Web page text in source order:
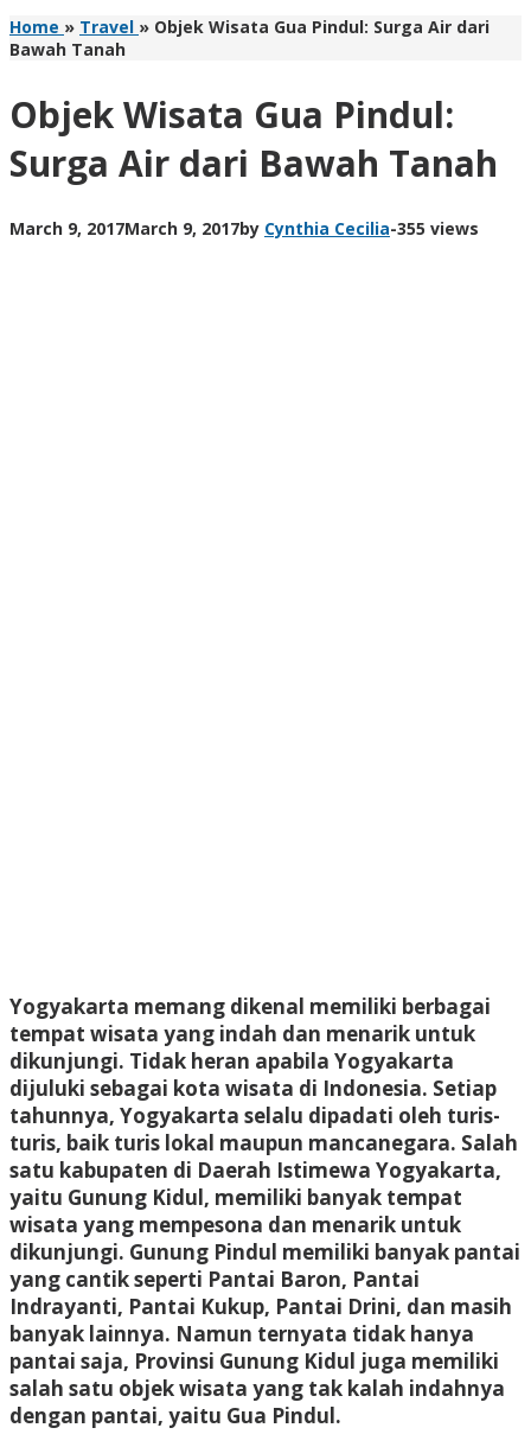
Home » Travel » Objek Wisata Gua Pindul: Surga Air dari
Bawah Tanah
Objek Wisata Gua Pindul:
Surga Air dari Bawah Tanah
March 9, 2017March 9, 2017by Cynthia Cecilia-355 views
Yogyakarta memang dikenal memiliki berbagai
tempat wisata yang indah dan menarik untuk
dikunjungi. Tidak heran apabila Yogyakarta
dijuluki sebagai kota wisata di Indonesia. Setiap
tahunnya, Yogyakarta selalu dipadati oleh turis-
turis, baik turis lokal maupun mancanegara. Salah
satu kabupaten di Daerah Istimewa Yogyakarta,
yaitu Gunung Kidul, memiliki banyak tempat
wisata yang mempesona dan menarik untuk
dikunjungi. Gunung Pindul memiliki banyak pantai
yang cantik seperti Pantai Baron, Pantai
Indrayanti, Pantai Kukup, Pantai Drini, dan masih
banyak lainnya. Namun ternyata tidak hanya
pantai saja, Provinsi Gunung Kidul juga memiliki
salah satu objek wisata yang tak kalah indahnya
dengan pantai, yaitu Gua Pindul.